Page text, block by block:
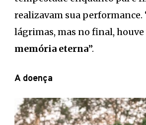
realizavam sua performance.
lágrimas, mas no final, houve
memória eterna”.
A doença